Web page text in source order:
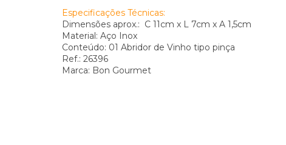
Especificações Técnicas:
Dimensões aprox.: C 11cm x L 7cm x A 1,5cm
Material: Aço Inox
Conteúdo: 01 Abridor de Vinho tipo pinça
Ref.: 26396
Marca: Bon Gourmet